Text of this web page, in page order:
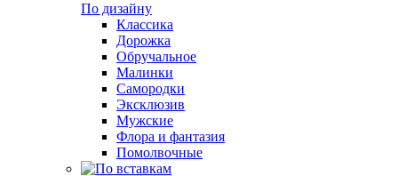
По дизайну
Классика
Дорожка
Обручальное
Малинки
Самородки
Эксклюзив
Мужские
Флора и фантазия
Помолвочные